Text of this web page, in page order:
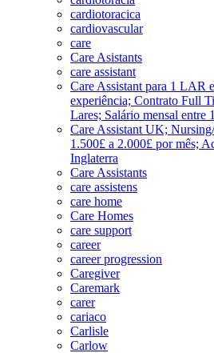
cardiotoracica
cardiovascular
care
Care Asistants
care assistant
Care Assistant para 1 LAR
experiência; Contrato Full
Lares; Salário mensal entre
Care Assistant UK;
1.500£ a 2.000£ por mês;
Inglaterra
Care Assistants
care assistens
care home
Care Homes
care support
career
career progression
Caregiver
Caremark
carer
cariaco
Carlisle
Carlow